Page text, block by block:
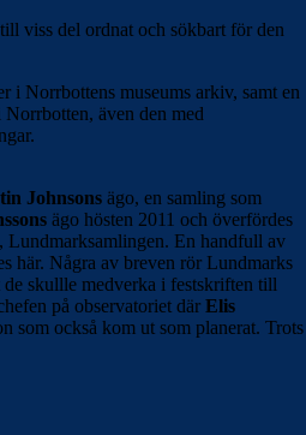
viss del ordnat och sökbart för den
i Norrbottens museums arkiv, samt en
även den med
Johnsons ägo, en samling som
ägo hösten 2011 och överfördes
En handfull av
här. Några av breven rör Lundmarks
skullle medverka i festskriften till
på observatoriet där Elis
som också kom ut som planerat. Trots